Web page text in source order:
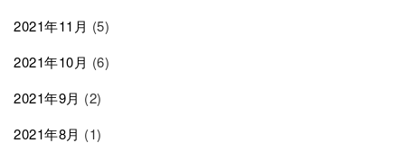
2021年11月 (5)
2021年10月 (6)
2021年9月 (2)
2021年8月 (1)